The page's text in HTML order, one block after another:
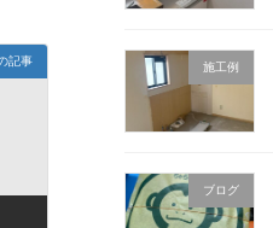
記事 施工例
ブログ